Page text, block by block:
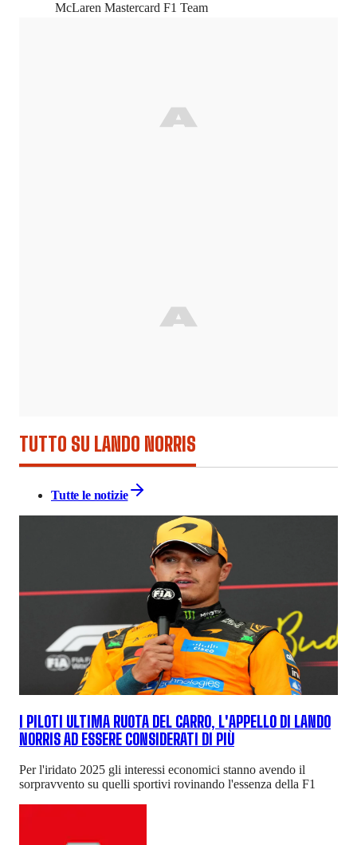
McLaren Mastercard F1 Team
TUTTO SU LANDO NORRIS
Tutte le notizie
I PILOTI ULTIMA RUOTA DEL CARRO, L'APPELLO DI LANDO
NORRIS AD ESSERE CONSIDERATI DI PIÙ
Per l'iridato 2025 gli interessi economici stanno avendo il
sorpravvento su quelli sportivi rovinando l'essenza della F1